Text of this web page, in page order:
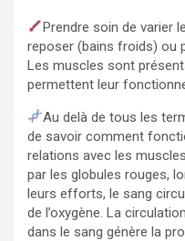
Prendre soin de varier
reposer (bains froids) ou
Les muscles sont
permettent leur
Au delà de tous les
de savoir comment
relations avec les
par les globules rouges,
leurs efforts, le sang
de l’oxygène. La
dans le sang génère la